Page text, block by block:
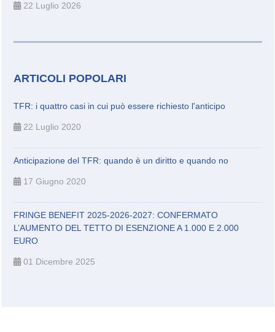
22 Luglio 2026
ARTICOLI POPOLARI
TFR: i quattro casi in cui può essere richiesto l'anticipo
22 Luglio 2020
Anticipazione del TFR: quando è un diritto e quando no
17 Giugno 2020
FRINGE BENEFIT 2025-2026-2027: CONFERMATO
L’AUMENTO DEL TETTO DI ESENZIONE A 1.000 E 2.000
EURO
01 Dicembre 2025